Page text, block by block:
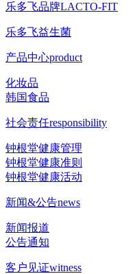
乐多飞品牌LACTO-FIT
乐多飞益生菌
产品中心product
化妆品
韩国食品
社会责任responsibility
钟根堂健康管理
钟根堂健康准则
钟根堂健康活动
新闻&公告news
新闻报道
公告通知
客户见证witness